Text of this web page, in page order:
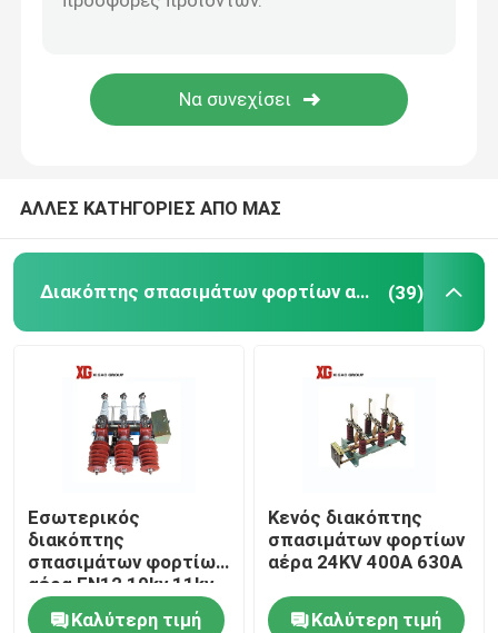
Αφαιρέστε την ασφάλεια
Συμπαγής υποσταθμός μετασχηματιστών
ΑΛΛΕΣ ΚΑΤΗΓΟΡΙΕΣ ΑΠΟ ΜΑΣ
Διακόπτης σπασιμάτων φορτίων αέρα (39)
Εσωτερικός
διακόπτης
σπασιμάτων φορτίων
αέρα FN12 10kv 11kv
12kv 630A 1250A
Καλύτερη τιμή
Κενός διακόπτης
σπασιμάτων φορτίων
αέρα 24KV 400A 630A
Καλύτερη τιμή